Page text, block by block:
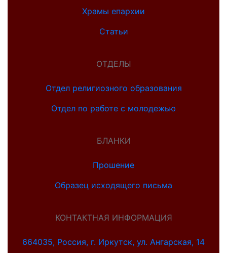
Храмы епархии
Статьи
ОТДЕЛЫ
Отдел религиозного образования
Отдел по работе с молодежью
БЛАНКИ
Прошение
Образец исходящего письма
КОНТАКТНАЯ ИНФОРМАЦИЯ
664035, Россия, г. Иркутск, ул. Ангарская, 14